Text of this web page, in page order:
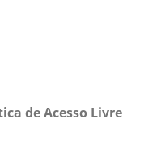
de Acesso Livre